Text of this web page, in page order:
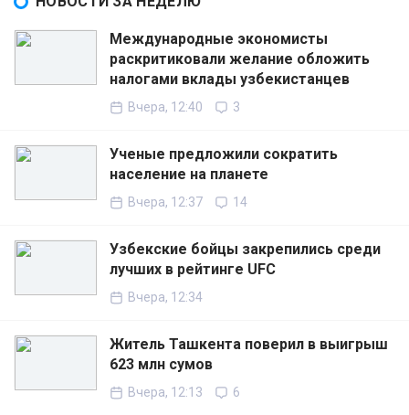
Международные экономисты
раскритиковали желание обложить
налогами вклады узбекистанцев
Вчера, 12:40 3
Ученые предложили сократить
население на планете
Вчера, 12:37 14
Узбекские бойцы закрепились среди
лучших в рейтинге UFC
Вчера, 12:34
Житель Ташкента поверил в выигрыш
623 млн сумов
Вчера, 12:13 6